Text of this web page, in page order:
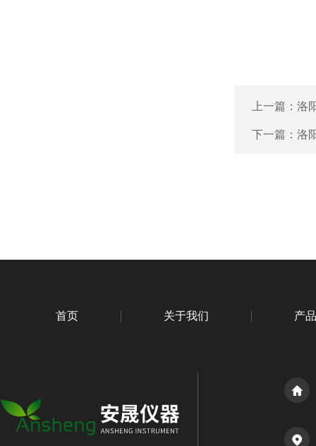
上一篇： 洛
下一篇： 洛
首页 关于我们 产